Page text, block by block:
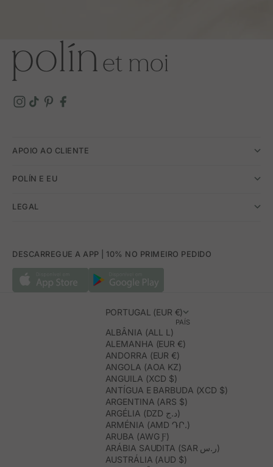
APOIO AO CLIENTE
POLÍN E EU
LEGAL
DESCARREGUE A APP | 10% NO PRIMEIRO PEDIDO
PORTUGAL (EUR €)
PAÍS
ALBÂNIA (ALL L)
ALEMANHA (EUR €)
ANDORRA (EUR €)
ANGOLA (AOA KZ)
ANGUILA (XCD $)
ANTÍGUA E BARBUDA (XCD $)
ARGENTINA (ARS $)
ARGÉLIA (DZD د.ج)
ARMÉNIA (AMD ԴՐ.)
ARUBA (AWG Ƒ)
ARÁBIA SAUDITA (SAR ر.س)
AUSTRÁLIA (AUD $)